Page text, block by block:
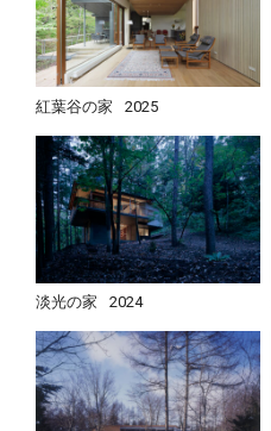
紅葉谷の家 2025
淡光の家 2024